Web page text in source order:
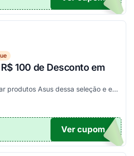
100 de Desconto em
Aproveite para comprar produtos Asus dessa seleção e economize! - E1504FA-NJ1287
100
Ver cupom